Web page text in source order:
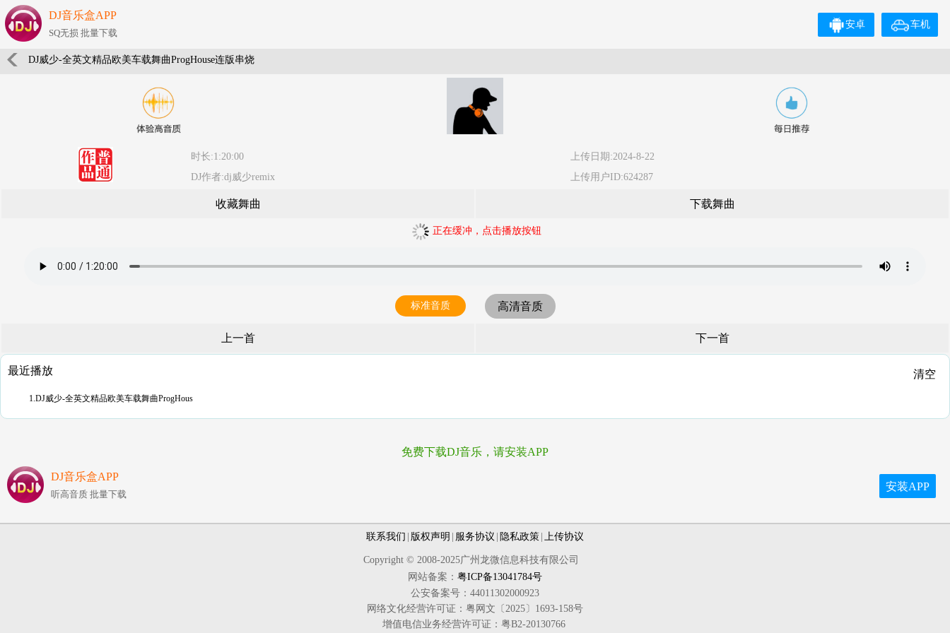
DJ音乐盒APP
SQ无损 批量下载
车机
安卓
DJ威少-全英文精品欧美车载舞曲ProgHouse连版串烧
时长:1:20:00
上传日期:2024-8-22
DJ作者:dj威少remix
上传用户ID:624287
收藏舞曲 下载舞曲
正在缓冲，点击播放按钮
标准音质 高清音质
上一首 下一首
最近播放 清空
1.DJ威少-全英文精品欧美车载舞曲ProgHous
免费下载DJ音乐，请安装APP
DJ音乐盒APP
听高音质 批量下载
安装APP
联系我们 版权声明 服务协议 隐私政策 上传协议
Copyright © 2008-2025广州龙微信息科技有限公司
网站备案： 粤ICP备13041784号
公安备案号：44011302000923
网络文化经营许可证：粤网文〔2025〕1693-158号
增值电信业务经营许可证：粤B2-20130766